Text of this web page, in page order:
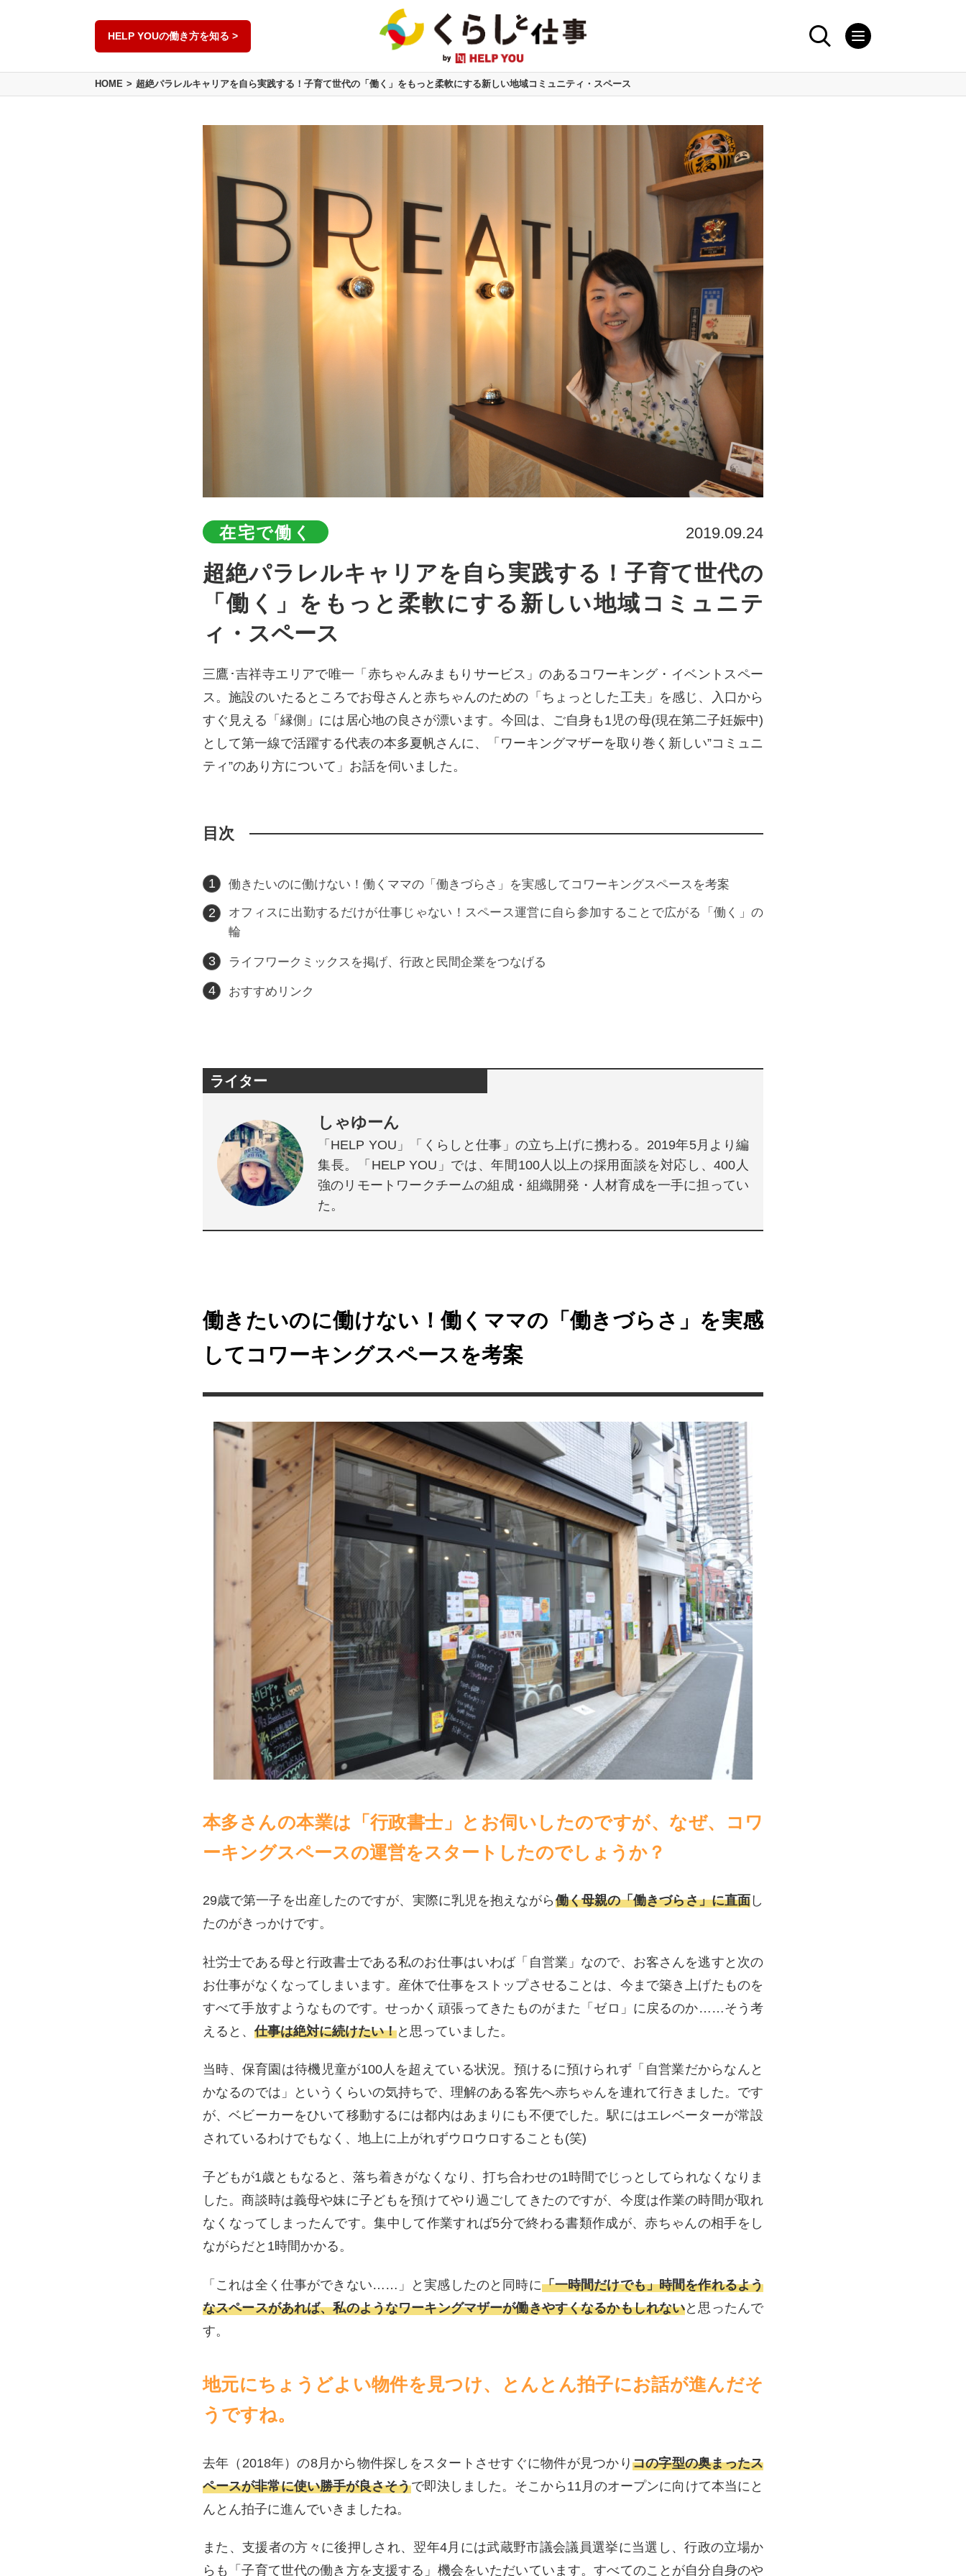
HELP YOUの働き方を知る >
HOME 超絶パラレルキャリアを自ら実践する！子育て世代の「働く」をもっと柔軟にする新しい地域コミュニティ・スペース
在宅で働く 2019.09.24
超絶パラレルキャリアを自ら実践する！子育て世代の
「働く」をもっと柔軟にする新しい地域コミュニテ
ィ・スペース
三鷹･吉祥寺エリアで唯一「赤ちゃんみまもりサービス」のあるコワーキング・イベントスペー
ス。施設のいたるところでお母さんと赤ちゃんのための「ちょっとした工夫」を感じ、入口から
すぐ見える「縁側」には居心地の良さが漂います。今回は、ご自身も1児の母(現在第二子妊娠中)
として第一線で活躍する代表の本多夏帆さんに、「ワーキングマザーを取り巻く新しい”コミュニ
ティ”のあり方について」お話を伺いました。
目次
働きたいのに働けない！働くママの「働きづらさ」を実感してコワーキングスペースを考案
オフィスに出勤するだけが仕事じゃない！スペース運営に自ら参加することで広がる「働く」の
輪
ライフワークミックスを掲げ、行政と民間企業をつなげる
おすすめリンク
ライター
しゃゆーん
「HELP YOU」「くらしと仕事」の立ち上げに携わる。2019年5月より編
集長。「HELP YOU」では、年間100人以上の採用面談を対応し、400人
強のリモートワークチームの組成・組織開発・人材育成を一手に担ってい
た。
働きたいのに働けない！働くママの「働きづらさ」を実感
してコワーキングスペースを考案
本多さんの本業は「行政書士」とお伺いしたのですが、なぜ、コワ
ーキングスペースの運営をスタートしたのでしょうか？
29歳で第一子を出産したのですが、実際に乳児を抱えながら 働く母親の「働きづらさ」に直面 し
たのがきっかけです。
社労士である母と行政書士である私のお仕事はいわば「自営業」なので、お客さんを逃すと次の
お仕事がなくなってしまいます。産休で仕事をストップさせることは、今まで築き上げたものを
すべて手放すようなものです。せっかく頑張ってきたものがまた「ゼロ」に戻るのか……そう考
えると、 仕事は絶対に続けたい！と思っていました。
当時、保育園は待機児童が100人を超えている状況。預けるに預けられず 「自営業だからなんと
かなるのでは」というくらいの気持ちで、理解のある客先へ赤ちゃんを連れて行きました。 です
が、ベビーカーをひいて移動するには都内はあまりにも不便でした。駅にはエレベーターが常設
されているわけでもなく、地上に上がれずウロウロすることも(笑)
子どもが1歳ともなると、落ち着きがなくなり、打ち合わせの1時間でじっとしてられなくなりま
した。商談時は義母や妹に子どもを預けてやり過ごしてきたのですが、今度は作業の時間が取れ
なくなってしまったんです。集中して作業すれば5分で終わる書類作成が、赤ちゃんの相手をし
ながらだと1時間かかる。
「これは全く仕事ができない……」と実感したのと同時に「一時間だけでも」時間を作れるよう
なスペースがあれば、私のようなワーキングマザーが働きやすくなるかもしれないと思ったんで
す。
地元にちょうどよい物件を見つけ、とんとん拍子にお話が進んだそ
うですね。
去年（2018年）の8月から物件探しをスタートさせすぐに物件が見つかり コの字型の奥まったス
ペースが非常に使い勝手が良さそうで即決しました。そこから11月のオープンに向けて本当にと
んとん拍子に進んでいきましたね。
また、支援者の方々に後押しされ、翌年4月には武蔵野市議会議員選挙に当選し、行政の立場か
らも
「子育て世代の働き方を支援する」機会をいただいています。すべてのことが自分自身のや